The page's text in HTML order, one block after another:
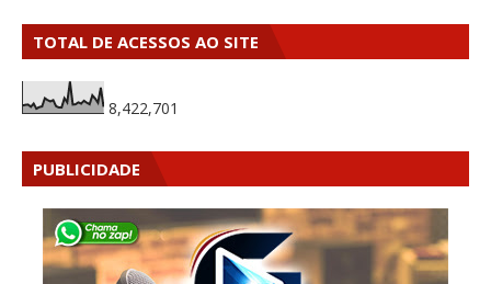
TOTAL DE ACESSOS AO SITE
8,422,701
PUBLICIDADE